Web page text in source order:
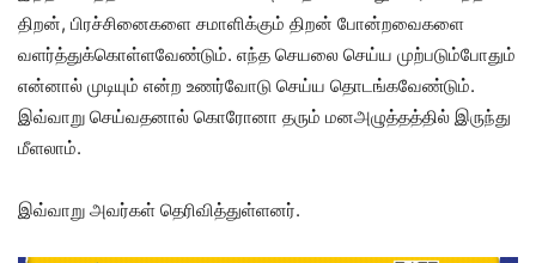
திறன், பிரச்சினைகளை சமாளிக்கும் திறன் போன்றவைகளை
வளர்த்துக்கொள்ளவேண்டும். எந்த செயலை செய்ய முற்படும்போதும்
என்னால் முடியும் என்ற உணர்வோடு செய்ய தொடங்கவேண்டும்.
இவ்வாறு செய்வதனால் கொரோனா தரும் மனஅழுத்தத்தில் இருந்து
மீளலாம்.
இவ்வாறு அவர்கள் தெரிவித்துள்ளனர்.